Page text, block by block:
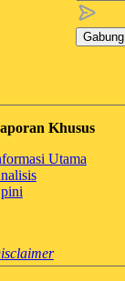
Gabung
Khusus
Utama